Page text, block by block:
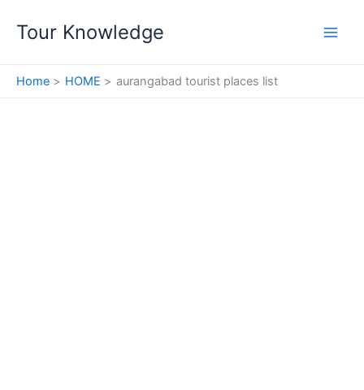
Tour Knowledge
Home HOME aurangabad tourist places list